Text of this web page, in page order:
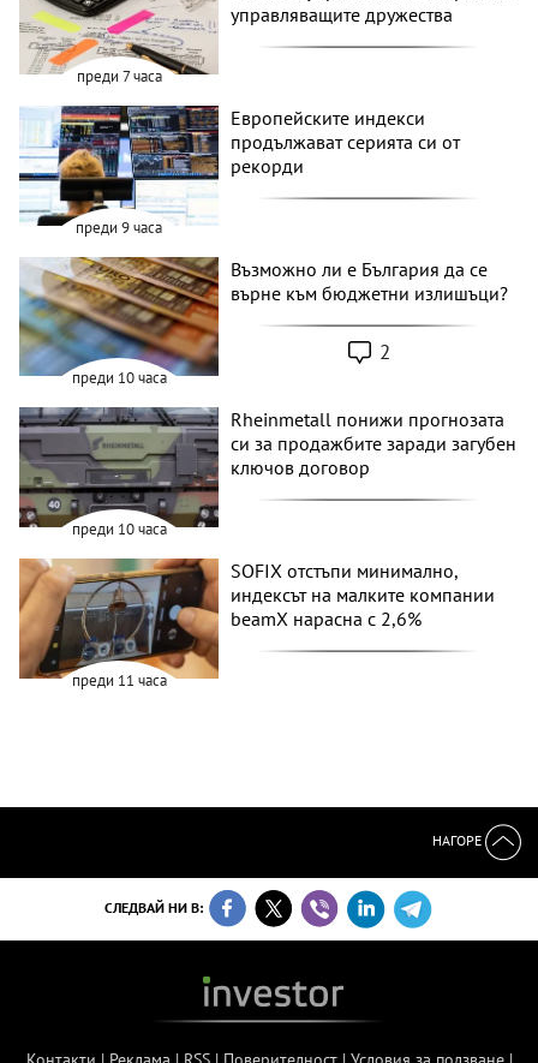
преди 7 часа
управляващите дружества
преди 9 часа
Европейските индекси
продължават серията си от
рекорди
преди 10 часа
Възможно ли е България да се
върне към бюджетни излишъци?
2
преди 10 часа
Rheinmetall понижи прогнозата
си за продажбите заради загубен
ключов договор
преди 11 часа
SOFIX отстъпи минимално,
индексът на малките компании
beamX нарасна с 2,6%
НАГОРЕ
СЛЕДВАЙ НИ В: